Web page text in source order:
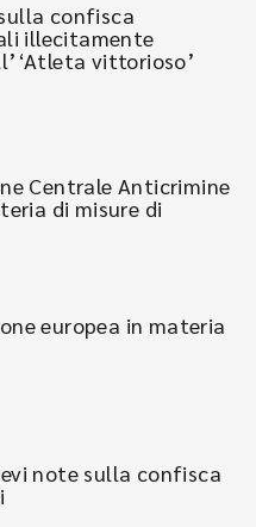
confisca
illecitamente
vittorioso’
Centrale Anticrimine
di misure di
europea in materia
note sulla confisca